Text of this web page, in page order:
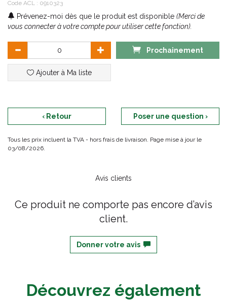
Code ACL : 0910323
Prévenez-moi dès que le produit est disponible (Merci de
vous connecter à votre compte pour utiliser cette fonction).
Prochainement
Ajouter à Ma liste
‹ Retour Poser une question ›
Tous les prix incluent la TVA - hors frais de livraison. Page mise à jour le
03/08/2026.
Avis clients
Ce produit ne comporte pas encore d’avis
client.
Donner votre avis
Découvrez également